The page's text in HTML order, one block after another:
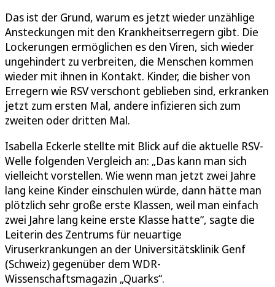
Das ist der Grund, warum es jetzt wieder unzählige
Ansteckungen mit den Krankheitserregern gibt. Die
Lockerungen ermöglichen es den Viren, sich wieder
ungehindert zu verbreiten, die Menschen kommen
wieder mit ihnen in Kontakt. Kinder, die bisher von
Erregern wie RSV verschont geblieben sind, erkranken
jetzt zum ersten Mal, andere infizieren sich zum
zweiten oder dritten Mal.
Isabella Eckerle stellte mit Blick auf die aktuelle RSV-
Welle folgenden Vergleich an: „Das kann man sich
vielleicht vorstellen. Wie wenn man jetzt zwei Jahre
lang keine Kinder einschulen würde, dann hätte man
plötzlich sehr große erste Klassen, weil man einfach
zwei Jahre lang keine erste Klasse hatte“, sagte die
Leiterin des Zentrums für neuartige
Viruserkrankungen an der Universitätsklinik Genf
(Schweiz) gegenüber dem WDR-
Wissenschaftsmagazin „Quarks“.